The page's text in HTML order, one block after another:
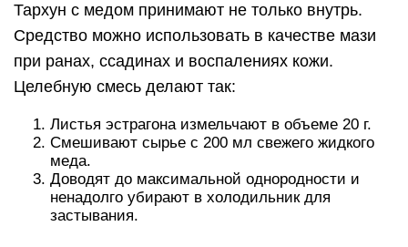
Тархун с медом принимают не только внутрь.
Средство можно использовать в качестве мази
при ранах, ссадинах и воспалениях кожи.
Целебную смесь делают так:
Листья эстрагона измельчают в объеме 20 г.
Смешивают сырье с 200 мл свежего жидкого
меда.
Доводят до максимальной однородности и
ненадолго убирают в холодильник для
застывания.